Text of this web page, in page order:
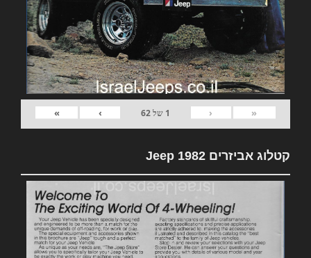
«
‹
1 של62
›
»
קטלוג אביזרים 1982 Jeep